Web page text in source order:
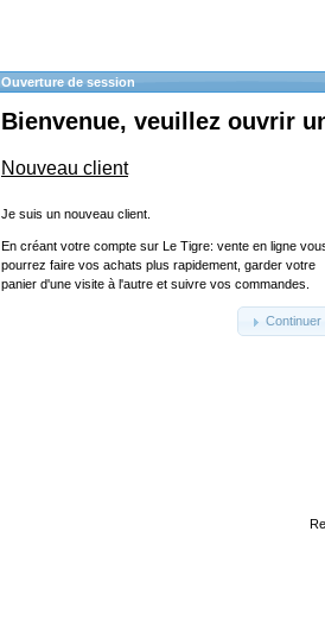
Ouverture de session
Bienvenue, veuillez ouvrir
Nouveau client
Je suis un nouveau client.
En créant votre compte sur Le Tigre: vente en ligne
pourrez faire vos achats plus rapidement, garder votre
panier d'une visite à l'autre et suivre vos commandes.
Continuer